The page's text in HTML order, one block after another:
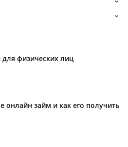
для физических лиц
онлайн займ и как его получить